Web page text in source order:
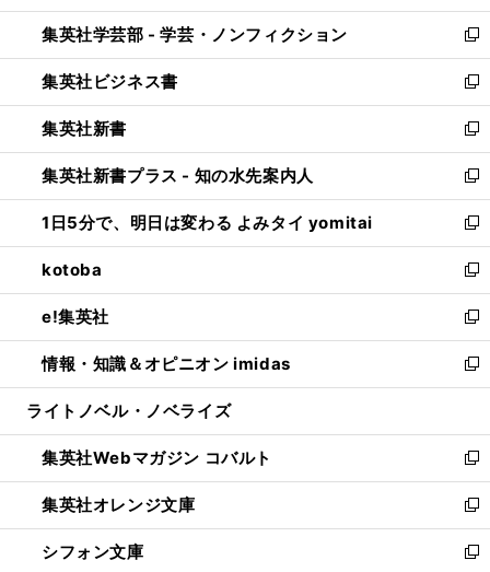
開
く
ウ
で
開
く
ン
ド
ウ
で
開
く
ウ
ィ
ン
ド
ウ
で
開
く
集英社学芸部 - 学芸・ノンフィクション
新
し
い
ウ
ィ
ン
ド
ウ
で
開
く
集英社ビジネス書
新
し
い
ウ
ィ
ン
ド
ウ
で
開
く
集英社新書
新
し
い
ウ
ィ
ン
ド
ウ
で
開
く
集英社新書プラス - 知の水先案内人
新
し
い
ウ
ィ
ン
ド
ウ
で
開
1日5分で、明日は変わる よみタイ yomitai
新
し
い
ウ
ィ
ン
ド
ウ
開
く
kotoba
新
し
い
ウ
ィ
ン
ウ
で
開
く
e!集英社
新
し
い
ウ
ン
ド
ウ
で
開
く
情報・知識＆オピニオン imidas
新
し
ウ
ィ
ン
ド
ウ
で
ライトノベル・ノベライズ
集英社Webマガジン コバルト
新
し
い
ウ
ィ
集英社オレンジ文庫
新
し
い
シフォン文庫
新